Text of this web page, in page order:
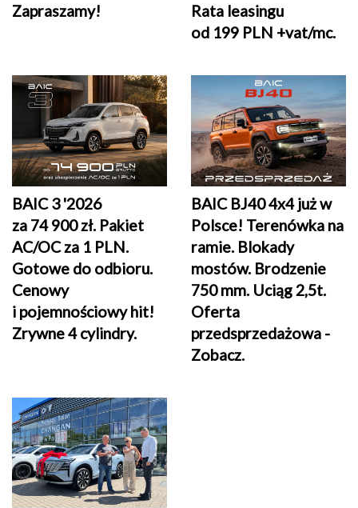
Zapraszamy!
Rata leasingu
od 199 PLN +vat/mc.
BAIC 3 '2026
za 74 900 zł. Pakiet
AC/OC za 1 PLN.
Gotowe do odbioru.
Cenowy
i pojemnościowy hit!
Zrywne 4 cylindry.
BAIC BJ40 4x4 już w
Polsce! Terenówka na
ramie. Blokady
mostów. Brodzenie
750 mm. Uciąg 2,5t.
Oferta
przedsprzedażowa -
Zobacz.